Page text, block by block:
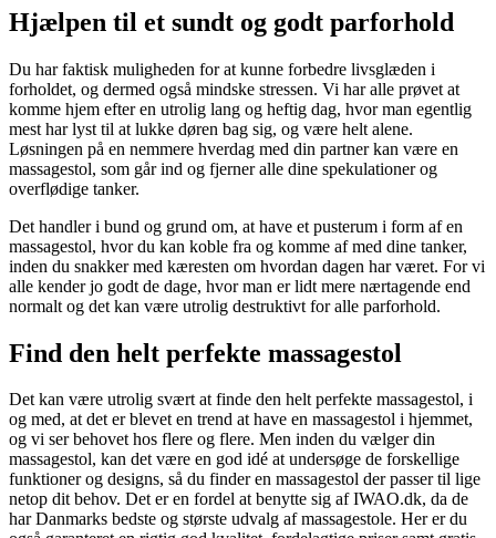
Hjælpen til et sundt og godt parforhold
Du har faktisk muligheden for at kunne forbedre livsglæden i
forholdet, og dermed også mindske stressen. Vi har alle prøvet at
komme hjem efter en utrolig lang og heftig dag, hvor man egentlig
mest har lyst til at lukke døren bag sig, og være helt alene.
Løsningen på en nemmere hverdag med din partner kan være en
massagestol, som går ind og fjerner alle dine spekulationer og
overflødige tanker.
Det handler i bund og grund om, at have et pusterum i form af en
massagestol, hvor du kan koble fra og komme af med dine tanker,
inden du snakker med kæresten om hvordan dagen har været. For vi
alle kender jo godt de dage, hvor man er lidt mere nærtagende end
normalt og det kan være utrolig destruktivt for alle parforhold.
Find den helt perfekte massagestol
Det kan være utrolig svært at finde den helt perfekte massagestol, i
og med, at det er blevet en trend at have en massagestol i hjemmet,
og vi ser behovet hos flere og flere. Men inden du vælger din
massagestol, kan det være en god idé at undersøge de forskellige
funktioner og designs, så du finder en massagestol der passer til lige
netop dit behov. Det er en fordel at benytte sig af IWAO.dk, da de
har Danmarks bedste og største udvalg af massagestole. Her er du